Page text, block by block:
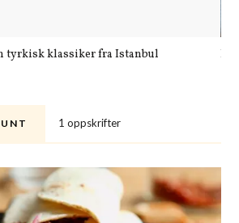
tyrkisk klassiker fra Istanbul
1 oppskrifter